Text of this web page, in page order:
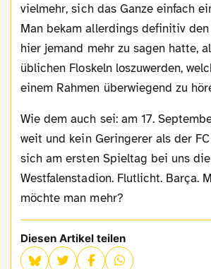
vielmehr, sich das Ganze einfach
Man bekam allerdings definitiv
hier jemand mehr zu sagen hatte,
üblichen Floskeln loszuwerden,
einem Rahmen überwiegend zu
Wie dem auch sei: am 17. September ist es dann so
weit und kein Geringerer als der
sich am ersten Spieltag bei uns
Westfalenstadion. Flutlicht. Barça.
möchte man mehr?
Diesen Artikel teilen